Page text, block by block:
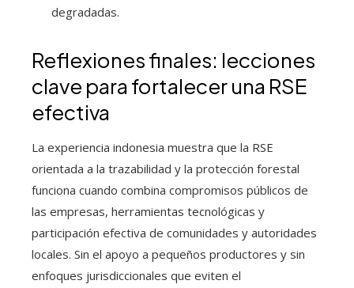
degradadas.
Reflexiones finales: lecciones
clave para fortalecer una RSE
efectiva
La experiencia indonesia muestra que la RSE
orientada a la trazabilidad y la protección forestal
funciona cuando combina compromisos públicos de
las empresas, herramientas tecnológicas y
participación efectiva de comunidades y autoridades
locales. Sin el apoyo a pequeños productores y sin
enfoques jurisdiccionales que eviten el